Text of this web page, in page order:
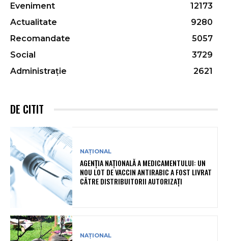
Eveniment
12173
Actualitate
9280
Recomandate
5057
Social
3729
Administrație
2621
DE CITIT
NAȚIONAL
AGENȚIA NAȚIONALĂ A MEDICAMENTULUI: UN
NOU LOT DE VACCIN ANTIRABIC A FOST LIVRAT
CĂTRE DISTRIBUITORII AUTORIZAȚI
NAȚIONAL